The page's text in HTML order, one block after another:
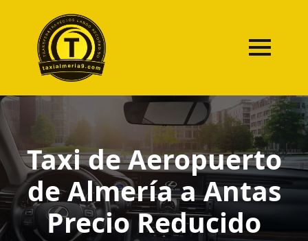
Taxi de Aeropuerto
de Almería a Antas
Precio Reducido